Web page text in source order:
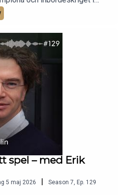
platserna för roll i
och hur påverkades han av
han både vistades i och
Elin Käck
amerikansk författare vars
på helt andra platser.Foto:
spel – med Erik
5 maj 2026 Season 7, Ep. 129